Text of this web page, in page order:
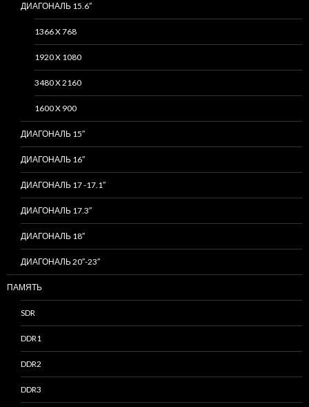
ДИАГОНАЛЬ 15.6″
1366 X 768
1920 X 1080
3480 X 2160
1600 X 900
ДИАГОНАЛЬ 15″
ДИАГОНАЛЬ 16″
ДИАГОНАЛЬ 17 -17.1″
ДИАГОНАЛЬ 17.3″
ДИАГОНАЛЬ 18″
ДИАГОНАЛЬ 20″-23″
ПАМЯТЬ
SDR
DDR1
DDR2
DDR3